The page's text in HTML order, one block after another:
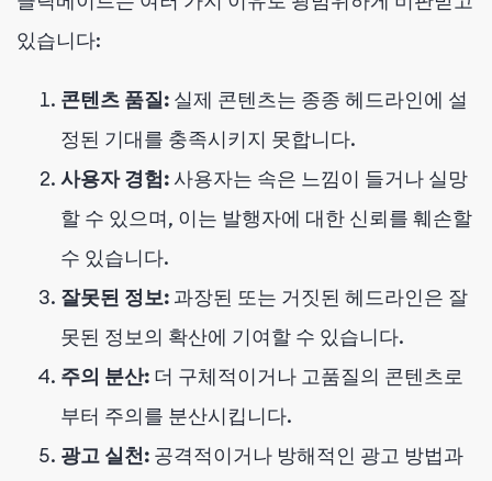
있습니다:
콘텐츠 품질: 실제 콘텐츠는 종종 헤드라인에 설
정된 기대를 충족시키지 못합니다.
사용자 경험: 사용자는 속은 느낌이 들거나 실망
할 수 있으며, 이는 발행자에 대한 신뢰를 훼손할
수 있습니다.
잘못된 정보: 과장된 또는 거짓된 헤드라인은 잘
못된 정보의 확산에 기여할 수 있습니다.
주의 분산: 더 구체적이거나 고품질의 콘텐츠로
부터 주의를 분산시킵니다.
광고 실천: 공격적이거나 방해적인 광고 방법과